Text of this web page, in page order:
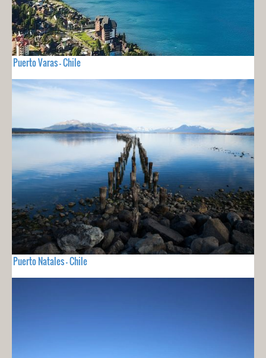
Puerto Varas - Chile
Puerto Natales - Chile